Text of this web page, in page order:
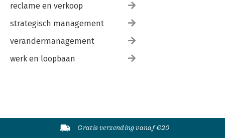
reclame en verkoop
strategisch management
verandermanagement
werk en loopbaan
Gratis verzending vanaf €20